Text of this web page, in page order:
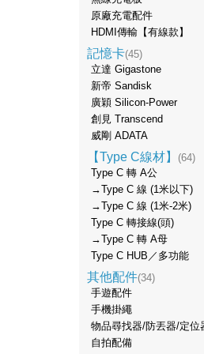
原廠充電配件
HDMI傳輸【有線款】
記憶卡(45)
立達 Gigastone
新帝 Sandisk
廣穎 Silicon-Power
創見 Transcend
威剛 ADATA
【Type C線材】 (64)
Type C 轉 A公
→Type C 線 (1米以下)
→Type C 線 (1米-2米)
Type C 轉接線(頭)
→Type C 轉 A母
Type C HUB／多功能
其他配件(34)
手遊配件
手機掛繩
物品尋找器/防丟器/定位
自拍配備